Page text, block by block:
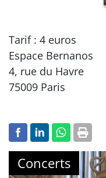
Tarif : 4 euros
Espace Bernanos
4, rue du Havre
75009 Paris
Concerts